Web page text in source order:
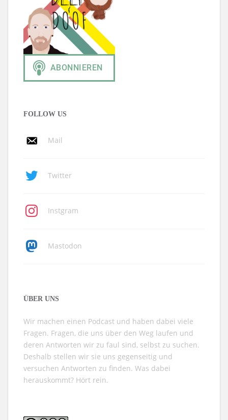
FOLLOW US
Mail
Twitter
Instgram
Mastodon
ÜBER UNS
Wir machen einen Podcast und haben dabei viele
Fragen. Fragen, die uns über den Weg laufen und
deren Antworten wir zu faul sind, selbst zu suchen.
Deshalb stellen wir sie uns gegenseitig und
versuchen Antworten zu finden. Was dabei
herauskommt? Hört rein.